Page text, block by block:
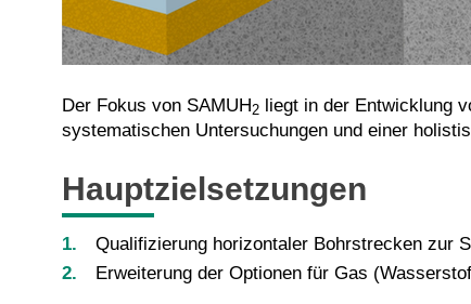
Der Fokus von SAMUH2 liegt in der Entwicklung
systematischen Untersuchungen und einer
Hauptzielsetzungen
Qualifizierung horizontaler Bohrstrecken zur
Erweiterung der Optionen für Gas